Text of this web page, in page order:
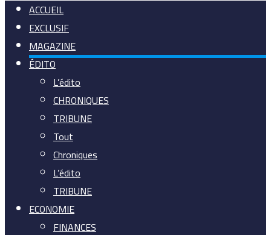
ACCUEIL
EXCLUSIF
MAGAZINE
ÉDITO
L’édito
CHRONIQUES
TRIBUNE
Tout
Chroniques
L’édito
TRIBUNE
ECONOMIE
FINANCES